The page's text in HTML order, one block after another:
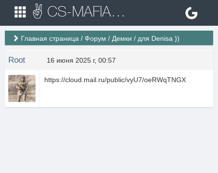
✌ CS-MAFIA.RU ✌ Игровые сервера Counter Strike 1.6
Главная страница / Форум / Демки / для Denisа ))
Roоt 16 июня 2025 г, 00:57
https://cloud.mail.ru/public/vyU7/oeRWqTNGX